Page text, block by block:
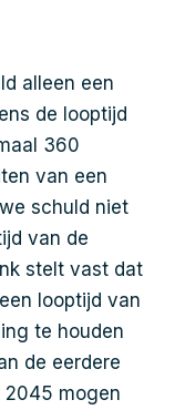
alleen een
de looptijd
360
van een
schuld niet
van de
stelt vast dat
looptijd van
te houden
de eerdere
2045 mogen